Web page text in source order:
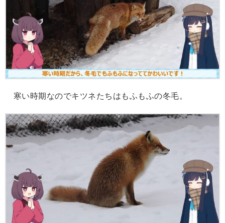
寒い時期なのでキツネたちはもふもふの冬毛。